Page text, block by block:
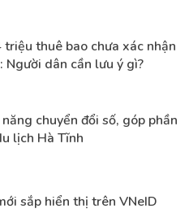
triệu thuê bao chưa xác nhận
Người dân cần lưu ý gì?
chuyển đổi số, góp phần
lịch Hà Tĩnh
sắp hiển thị trên VNeID